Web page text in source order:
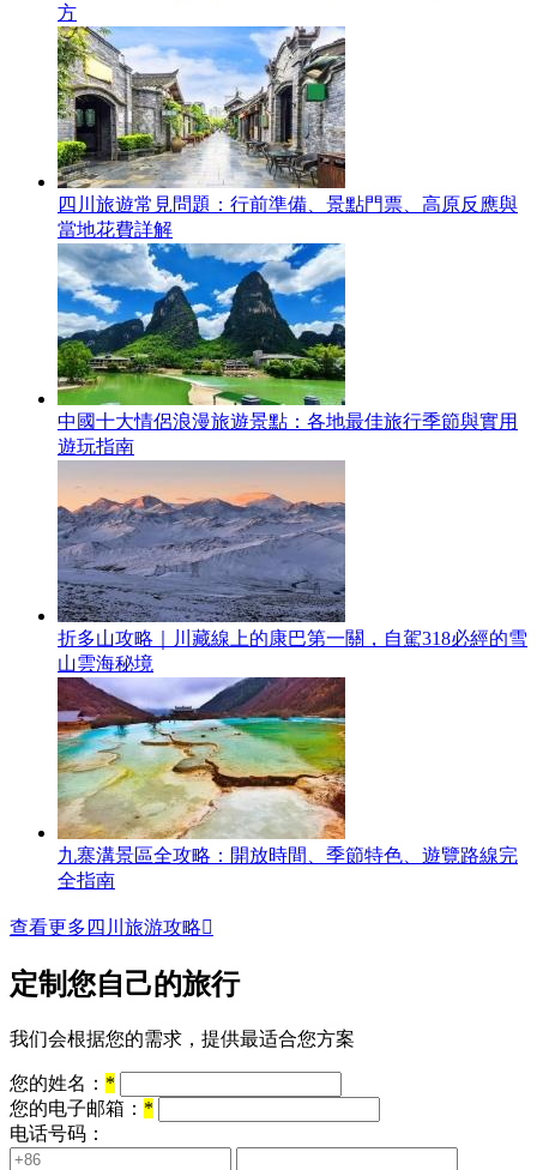
方
四川旅遊常見問題：行前準備、景點門票、高原反應與
當地花費詳解
中國十大情侶浪漫旅遊景點：各地最佳旅行季節與實用
遊玩指南
折多山攻略｜川藏線上的康巴第一關，自駕318必經的雪
山雲海秘境
九寨溝景區全攻略：開放時間、季節特色、遊覽路線完
全指南
查看更多四川旅游攻略
定制您自己的旅行
我们会根据您的需求，提供最适合您方案
您的姓名： *
您的电子邮箱： *
电话号码：